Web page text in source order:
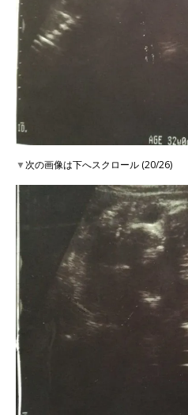
▼次の画像は下へスクロール (20/26)